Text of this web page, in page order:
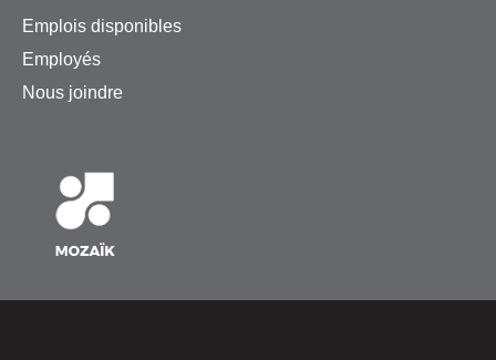
Emplois disponibles
Employés
Nous joindre